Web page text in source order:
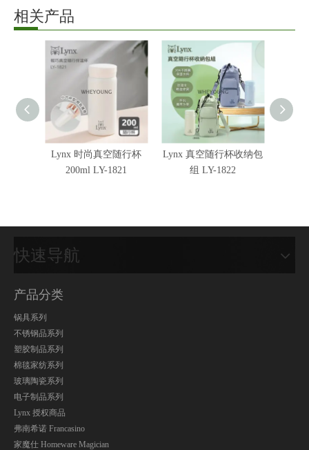
相关产品
Lynx 时尚真空随行杯
200ml LY-1821
Lynx 真空随行杯收纳包
组 LY-1822
快速导航
产品分类
锅具系列
不锈钢品系列
塑胶制品系列
棉毯家纺系列
玻璃陶瓷系列
电子制品系列
Lynx 授权商品
弗南希诺 Francasino
家魔仕 Homeware Magician